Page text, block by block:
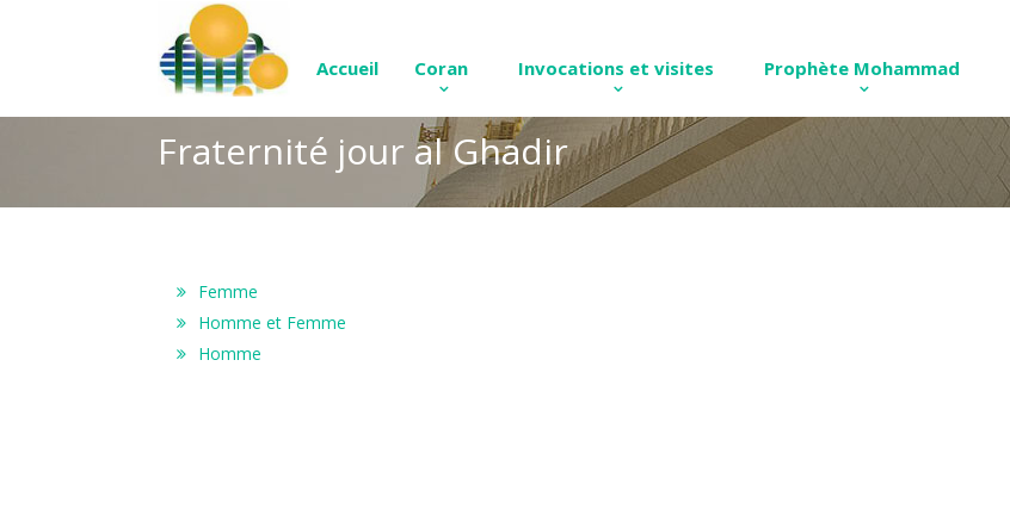
Accueil Coran Invocations et visites Prophète Mohammad
Fraternité jour al Ghadir
Femme
Homme et Femme
Homme